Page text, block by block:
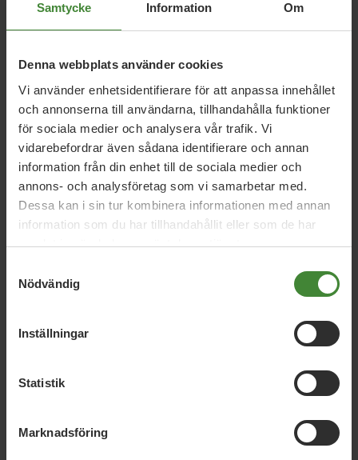
Samtycke Information Om
Denna webbplats använder cookies
Vi använder enhetsidentifierare för att anpassa innehållet
och annonserna till användarna, tillhandahålla funktioner
för sociala medier och analysera vår trafik. Vi
vidarebefordrar även sådana identifierare och annan
information från din enhet till de sociala medier och
annons- och analysföretag som vi samarbetar med.
Dessa kan i sin tur kombinera informationen med annan
information som du har tillhandahållit eller som de har
samlat in när du har använt deras tjänster.
Nödvändig
Inställningar
Statistik
Marknadsföring
www.helsingborgskartan.se
Här kan du läsa mer om vårt kommunpolitiska program
som vi går till val på hösten 2018 och gäller till och med
2022.
https://www.mp.se/helsingborg/kommunpolitiskt-
program
Bilfria zoner